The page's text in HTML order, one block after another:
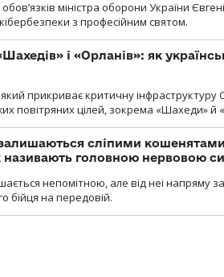
міністра оборони України
кібербезпеки з професійним святом.
і «Орланів»: як
який прикриває критичну
повітряних цілей, зокрема «Шахеди» й
сліпими
називають головною нервовою
непомітною, але від неї напряму
бійця на передовій.